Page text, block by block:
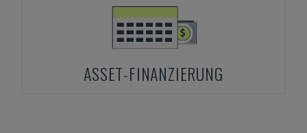
ASSET-FINANZIERUNG